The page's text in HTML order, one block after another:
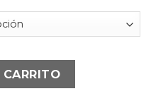
hasta
11,90€